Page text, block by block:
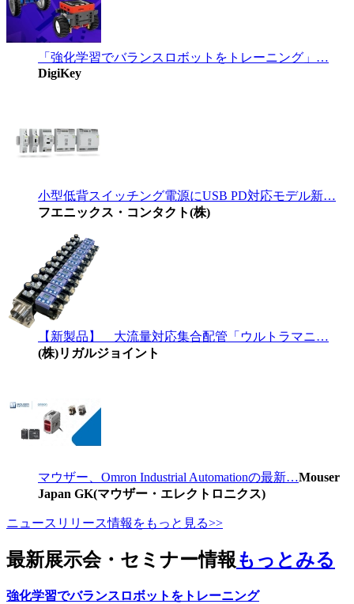
「強化学習でバランスロボットをトレーニング」…
DigiKey
小型低背スイッチング電源にUSB PD対応モデル新…
フエニックス・コンタクト(株)
【新製品】 大流量対応集合配管「ウルトラマニ…
(株)リガルジョイント
マウザー、Omron Industrial Automationの最新…Mouser
Japan GK(マウザー・エレクトロニクス)
ニュースリリース情報をもっと見る>>
最新展示会・セミナー情報もっとみる
強化学習でバランスロボットをトレーニング